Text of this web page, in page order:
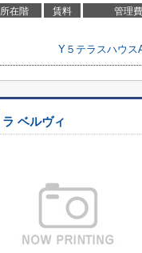
所在階 賃料 管理
Y５テラスハウス
ラ ベルヴィ